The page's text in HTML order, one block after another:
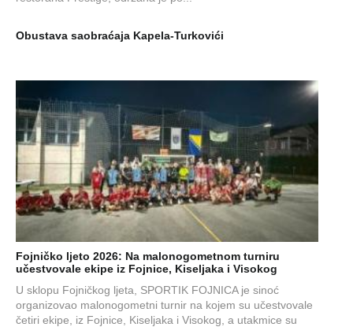
Obustava saobraćaja Kapela-Turkovići
Fojničko ljeto 2026: Na malonogometnom turniru
učestvovale ekipe iz Fojnice, Kiseljaka i Visokog
U sklopu Fojničkog ljeta, SPORTIK FOJNICA je sinoć
organizovao malonogometni turnir na kojem su učestvovale
četiri ekipe, iz Fojnice, Kiseljaka i Visokog, a utakmice su